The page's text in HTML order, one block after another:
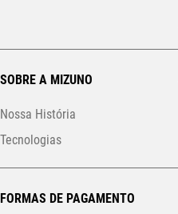
SOBRE A MIZUNO
Nossa História
Tecnologias
FORMAS DE PAGAMENTO